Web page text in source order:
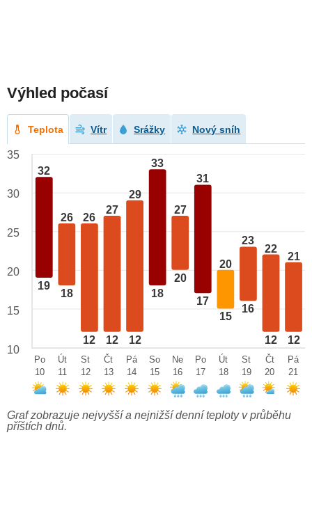
Výhled počasí
Teplota Vítr Srážky Nový sníh
32
19
26
18
26
12
27
12
29
12
33
18
27
20
31
17
20
15
23
16
22
12
21
12
35
30
25
20
15
10
Po
10
Út
11
St
12
Čt
13
Pá
14
So
15
Ne
16
Po
17
Út
18
St
19
Čt
20
Pá
21
Graf zobrazuje nejvyšší a nejnižší denní teploty v průběhu
příštích dnů.